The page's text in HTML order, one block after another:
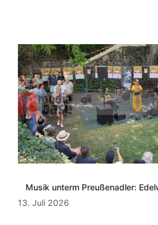
Musik unterm Preußenadler:
13. Juli 2026